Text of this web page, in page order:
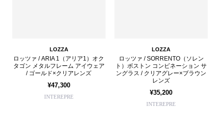
LOZZA
ロッツァ / ARIA 1（アリア1）オク
タゴン メタルフレーム アイウェア
/ ゴールド×クリアレンズ
¥47,300
INTEREPRE
LOZZA
ロッツァ / SORRENTO（ソレン
ト）ボストン コンビネーション サ
ングラス / クリアグレー×ブラウン
レンズ
¥35,200
INTEREPRE